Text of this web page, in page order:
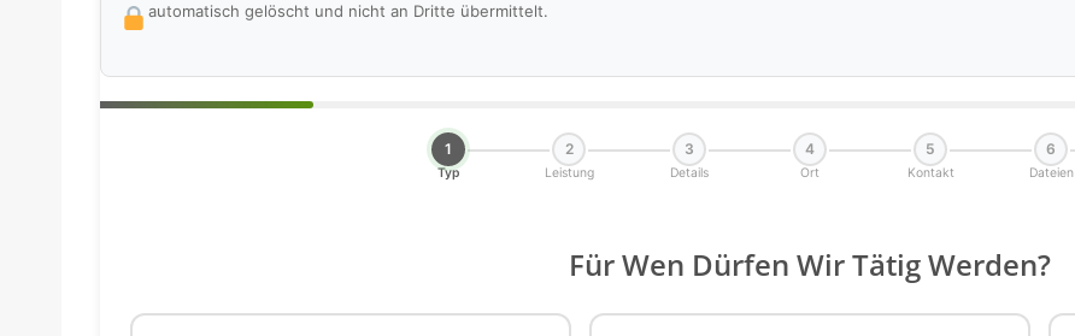
automatisch gelöscht und nicht an Dritte übermittelt.
1
Typ
2
Leistung
3
Details
4
Ort
5
Kontakt
6
Dateien
Für Wen Dürfen Wir Tätig Werden?